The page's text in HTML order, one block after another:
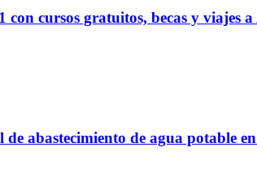
cursos gratuitos, becas y viajes a
abastecimiento de agua potable